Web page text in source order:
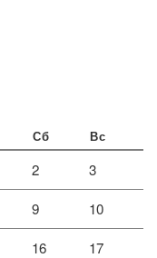
Сб Вс
2 3
9 10
16 17